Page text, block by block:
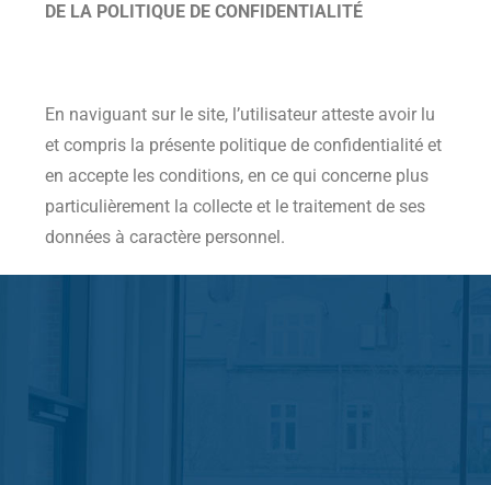
DE LA POLITIQUE DE CONFIDENTIALITÉ
En naviguant sur le site, l’utilisateur atteste avoir lu
et compris la présente politique de confidentialité et
en accepte les conditions, en ce qui concerne plus
particulièrement la collecte et le traitement de ses
données à caractère personnel.